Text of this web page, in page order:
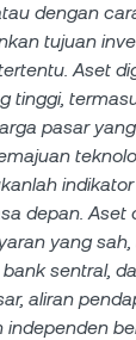
dengan
tujuan
Aset
tinggi,
pasar
depan. Aset
yang
sentral,
aliran
independen